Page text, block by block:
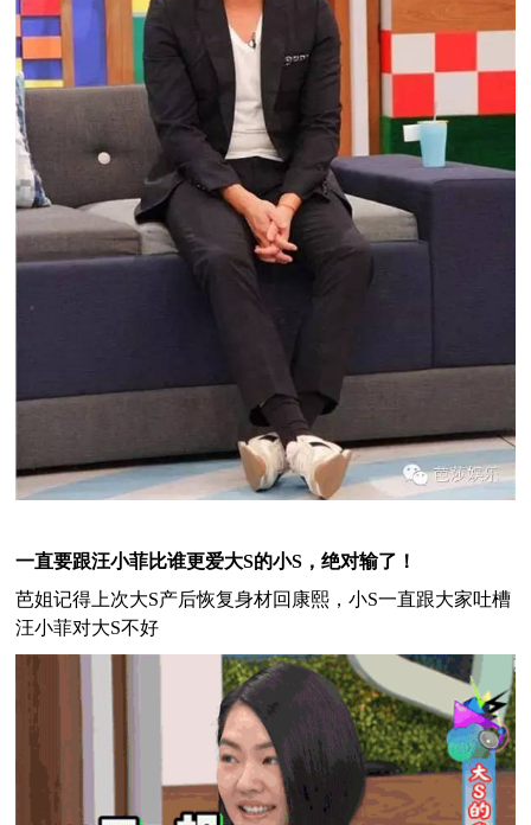
一直要跟汪小菲比谁更爱大S的小S，绝对输了！
芭姐记得上次大S产后恢复身材回康熙，小S一直跟大家吐槽
汪小菲对大S不好